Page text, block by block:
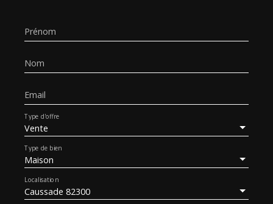
Prénom
Nom
Email
Vente
Type d'offre
Maison
Type de bien
Caussade 82300
Localisation